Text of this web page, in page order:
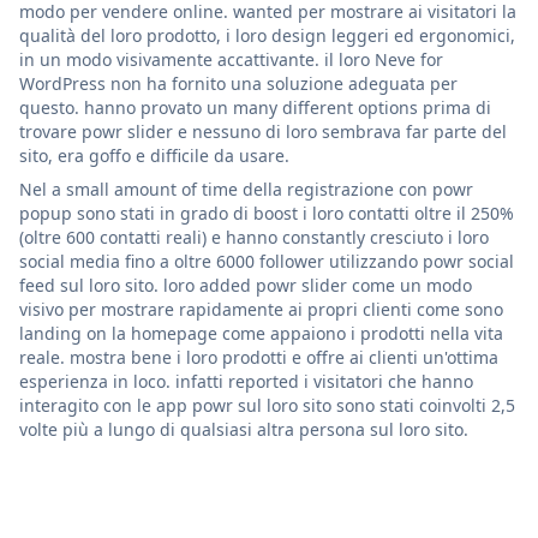
modo per vendere online. wanted per mostrare ai visitatori la
qualità del loro prodotto, i loro design leggeri ed ergonomici,
in un modo visivamente accattivante. il loro Neve for
WordPress non ha fornito una soluzione adeguata per
questo. hanno provato un many different options prima di
trovare powr slider e nessuno di loro sembrava far parte del
sito, era goffo e difficile da usare.
Nel a small amount of time della registrazione con powr
popup sono stati in grado di boost i loro contatti oltre il 250%
(oltre 600 contatti reali) e hanno constantly cresciuto i loro
social media fino a oltre 6000 follower utilizzando powr social
feed sul loro sito. loro added powr slider come un modo
visivo per mostrare rapidamente ai propri clienti come sono
landing on la homepage come appaiono i prodotti nella vita
reale. mostra bene i loro prodotti e offre ai clienti un'ottima
esperienza in loco. infatti reported i visitatori che hanno
interagito con le app powr sul loro sito sono stati coinvolti 2,5
volte più a lungo di qualsiasi altra persona sul loro sito.